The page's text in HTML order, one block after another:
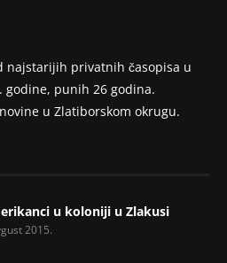
najstarijih privatnih časopisa u
godine, punih 26 godina.
u Zlatiborskom okrugu.
u koloniji u Zlakusi
2015.